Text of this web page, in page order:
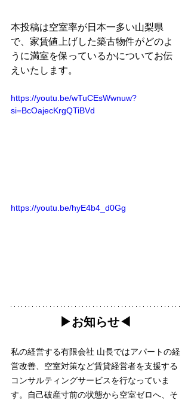
本投稿は空室率が日本一多い山梨県
で、家賃値上げした築古物件がどのよ
うに満室を保っているかについてお伝
えいたします。
https://youtu.be/wTuCEsWwnuw?
si=BcOajecKrgQTiBVd
https://youtu.be/hyE4b4_d0Gg
▶︎お知らせ◀︎
私の経営する有限会社 山長ではアパートの経
営改善、空室対策など賃貸経営者を支援する
コンサルティングサービスを行なっていま
す。自己破産寸前の状態から空室ゼロへ、そ